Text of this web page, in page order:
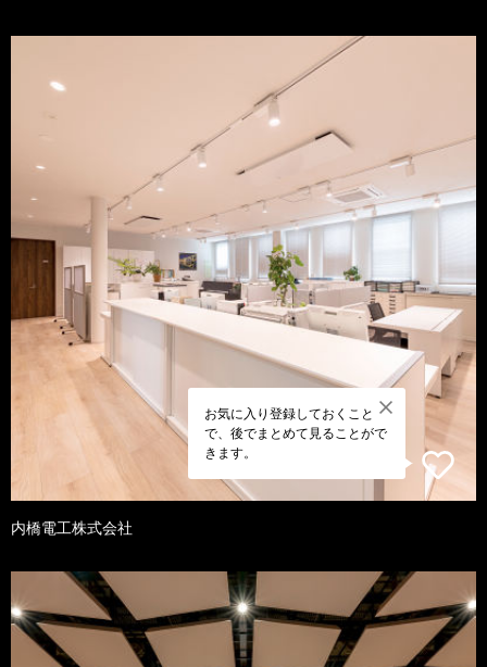
お気に入り登録しておくこと
で、後でまとめて見ることがで
きます。
内橋電工株式会社